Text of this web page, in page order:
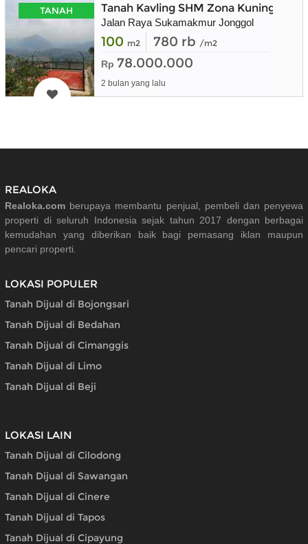
TANAH Tanah Kavling SHM Zona Kuning
Jalan Raya Sukamakmur Jonggol
100 m2 780 rb /m2
Rp 78.000.000
2 bulan yang lalu
REALOKA
Realoka.com berupaya membantu penjual, pembeli dan penyewa
properti di seluruh Indonesia sejak tahun 2017 dengan berbagai
kemudahan yang diberikan baik bagi pemasang iklan maupun
pencari properti.
LOKASI POPULER
Tanah Dijual di Bojongsari
Tanah Dijual di Bedahan
Tanah Dijual di Cimanggis
Tanah Dijual di Limo
Tanah Dijual di Beji
LOKASI LAIN
Tanah Dijual di Cilodong
Tanah Dijual di Sawangan
Tanah Dijual di Cinere
Tanah Dijual di Tapos
Tanah Dijual di Cipayung